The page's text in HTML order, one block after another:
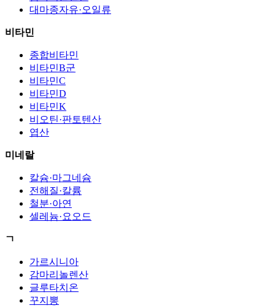
대마종자유·오일류
비타민
종합비타민
비타민B군
비타민C
비타민D
비타민K
비오틴·판토텐산
엽산
미네랄
칼슘·마그네슘
전해질·칼륨
철분·아연
셀레늄·요오드
ㄱ
가르시니아
감마리놀렌산
글루타치온
꾸지뽕